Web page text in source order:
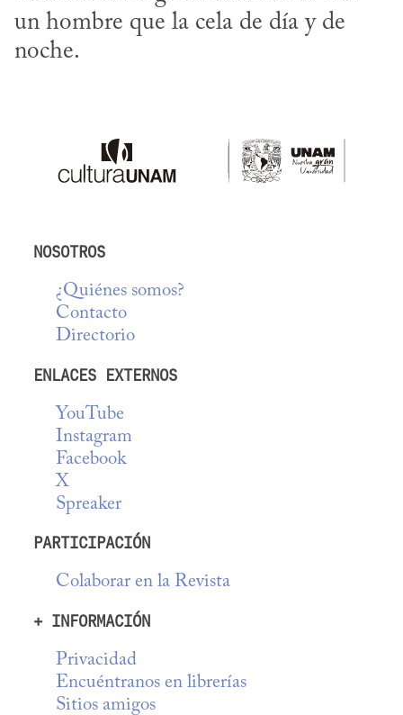
un hombre que la cela de día y de
noche.
NOSOTROS
¿Quiénes somos?
Contacto
Directorio
ENLACES EXTERNOS
YouTube
Instagram
Facebook
X
Spreaker
PARTICIPACIÓN
Colaborar en la Revista
+ INFORMACIÓN
Privacidad
Encuéntranos en librerías
Sitios amigos